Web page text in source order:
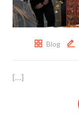
Blog
[…]